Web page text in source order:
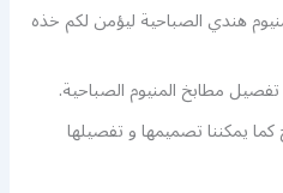
هندي الصباحية ليؤمن لكم خذه
مطابخ المنيوم الصباحية.
يمكننا تصميمها و تفصيلها